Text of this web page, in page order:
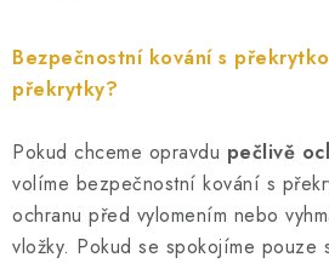
Bezpečnostní kování s
překrytky?
Pokud chceme opravdu pečlivě
volíme bezpečnostní kování s
ochranu před vylomením nebo
vložky. Pokud se spokojíme pouze